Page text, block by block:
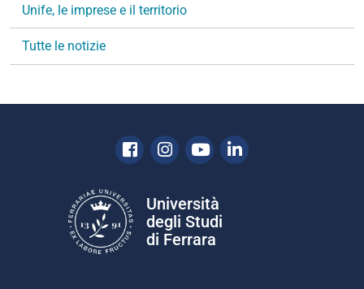
i
n
Unife, le imprese e il territorio
Tutte le notizie
Facebook
Instagram
YoutubeLinkedin
Università
degli Studi
di Ferrara